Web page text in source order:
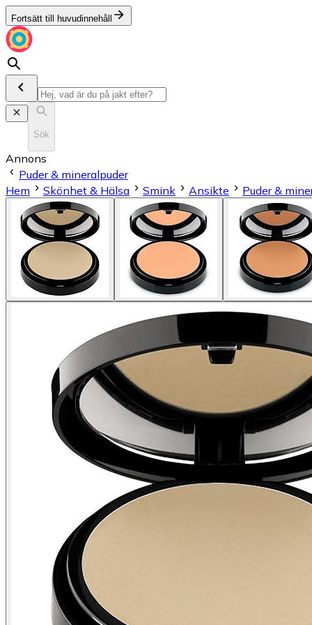
Fortsätt till huvudinnehåll
Sök
Annons
Puder & mineralpuder
Hem
Skönhet & Hälsa Smink Ansikte Puder &